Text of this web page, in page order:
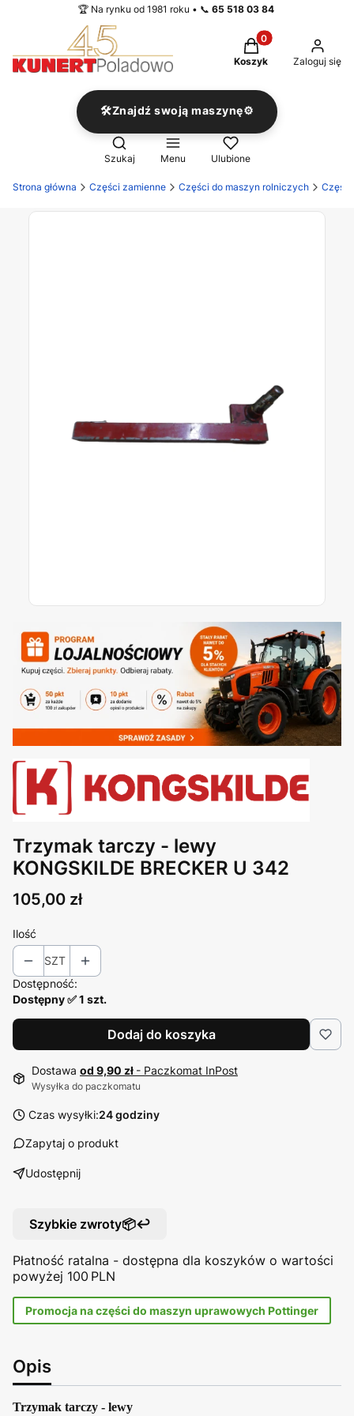
🏆 Na rynku od 1981 roku • 📞 65 518 03 84
Produkty w
Koszyk Zaloguj się
🛠️Znajdź swoją maszynę⚙️
Otwórz wyszukiwarkę
Szukaj Menu Ulubione
Strona główna Części zamienne Części do maszyn rolniczych
Trzymak tarczy - lewy
KONGSKILDE BRECKER U 342
Cena
105,00 zł
Ilość
SZT
Dostępność:
Dostępny ✅ 1 szt.
Dodaj do koszyka
Dostawa od 9,90 zł - Paczkomat InPost
Wysyłka do paczkomatu
Czas wysyłki:24 godziny
Zapytaj o produkt
Udostępnij
Szybkie zwroty📦↩️
Płatność ratalna - dostępna dla koszyków o wartości
powyżej 100 PLN
Promocja na części do maszyn uprawowych Pottinger
Opis
Trzymak tarczy - lewy